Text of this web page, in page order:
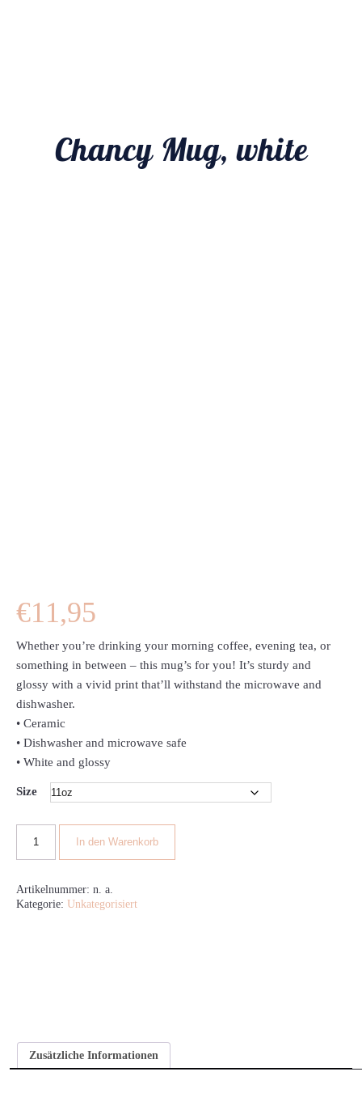
Chancy Mug, white
€11,95
Whether you’re drinking your morning coffee, evening tea, or
something in between – this mug’s for you! It’s sturdy and
glossy with a vivid print that’ll withstand the microwave and
dishwasher.
• Ceramic
• Dishwasher and microwave safe
• White and glossy
Size
In den Warenkorb
Artikelnummer:n. a.
Kategorie:Unkategorisiert
Zusätzliche Informationen